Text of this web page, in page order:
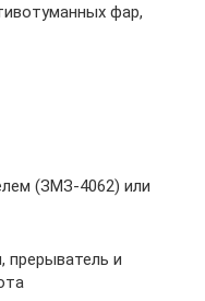
фар,
(ЗМЗ-4062) или
прерыватель и